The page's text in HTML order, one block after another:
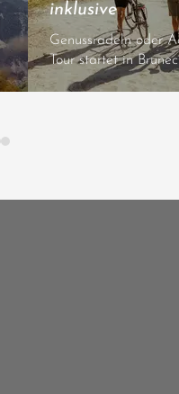
inklusive
Genussradeln oder
Tour startet in